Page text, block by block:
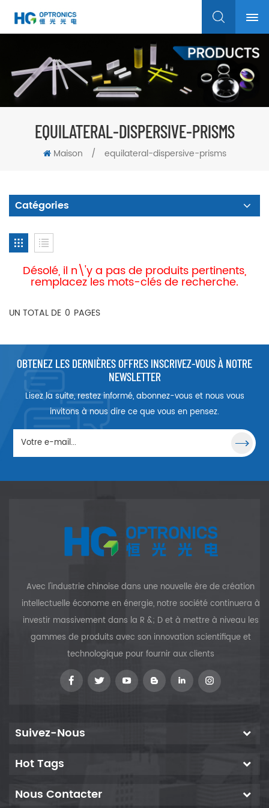
EQUILATERAL-DISPERSIVE-PRISMS
Maison / equilateral-dispersive-prisms
Catégories
Désolé, il n\'y a pas de produits pertinents,
remplacez les mots-clés de recherche.
UN TOTAL DE 0 PAGES
OBTENEZ LES DERNIÈRES OFFRES INSCRIVEZ-VOUS À NOTRE
NEWSLETTER
Lisez la suite, restez informé, abonnez-vous et nous vous
invitons à nous dire ce que vous en pensez.
Avec l'industrie chinoise dans une nouvelle ère de création
intellectuelle économe en énergie, notre société continuera à
investir massivement dans la R &; D et à mettre à niveau les
gammes de produits avec son innovation scientifique et
technologique pour fournir aux clients
Suivez-Nous
Hot Tags
Nous Contacter